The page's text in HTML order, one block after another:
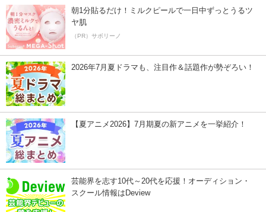
朝1分貼るだけ！ミルクピールで一日中ずっとうるツ
ヤ肌
（PR）サボリーノ
2026年7月夏ドラマも、注目作＆話題作が勢ぞろい！
【夏アニメ2026】7月期夏の新アニメを一挙紹介！
芸能界を志す10代～20代を応援！オーディション・
スクール情報はDeview